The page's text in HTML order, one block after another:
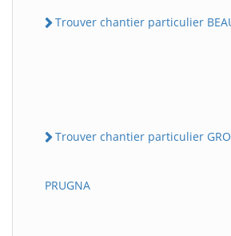
Trouver chantier particulier
Trouver chantier particulier
PRUGNA